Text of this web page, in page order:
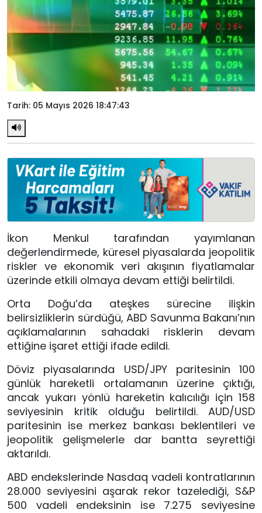
Tarih: 05 Mayıs 2026 18:47:43
İkon Menkul tarafından yayımlanan
değerlendirmede, küresel piyasalarda jeopolitik
riskler ve ekonomik veri akışının fiyatlamalar
üzerinde etkili olmaya devam ettiği belirtildi.
Orta Doğu’da ateşkes sürecine ilişkin
belirsizliklerin sürdüğü, ABD Savunma Bakanı’nın
açıklamalarının sahadaki risklerin devam
ettiğine işaret ettiği ifade edildi.
Döviz piyasalarında USD/JPY paritesinin 100
günlük hareketli ortalamanın üzerine çıktığı,
ancak yukarı yönlü hareketin kalıcılığı için 158
seviyesinin kritik olduğu belirtildi. AUD/USD
paritesinin ise merkez bankası beklentileri ve
jeopolitik gelişmelerle dar bantta seyrettiği
aktarıldı.
ABD endekslerinde Nasdaq vadeli kontratlarının
28.000 seviyesini aşarak rekor tazelediği, S&P
500 vadeli endeksinin ise 7.275 seviyesine